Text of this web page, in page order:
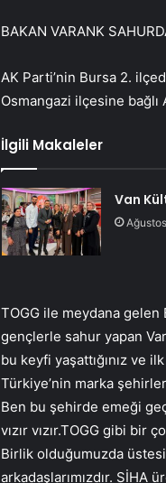
BAKAN VARANK
AK Parti’nin Bursa 2.
Osmangazi ilçesine
İlgili Makaleler
Van
TOGG ile meydana gelen
gençlerle sahur yapan
bu keyfi yaşattığınız ve
Türkiye’nin marka
Ben bu şehirde emeği
vızır vızır.TOGG gibi
Birlik olduğumuzda
arkadaşlarımızdır. SİHA